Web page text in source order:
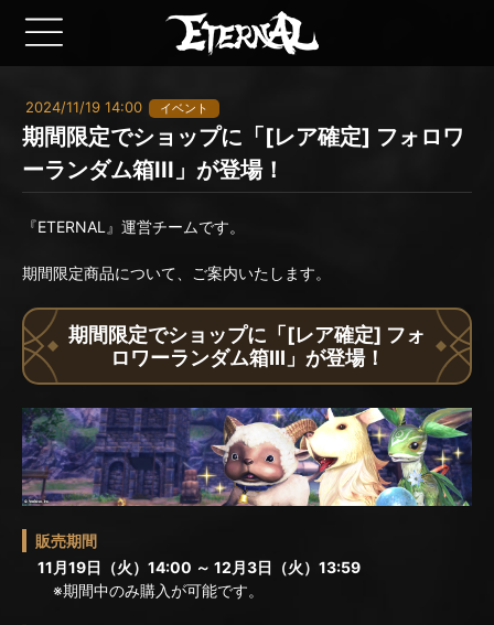
2024/11/19 14:00 イベント
期間限定でショップに「[レア確定] フォロワ
ーランダム箱III」が登場！
『ETERNAL』運営チームです。
期間限定商品について、ご案内いたします。
期間限定でショップに「[レア確定] フォ
ロワーランダム箱III」が登場！
販売期間
11月19日（火）14:00 ～ 12月3日（火）13:59
※期間中のみ購入が可能です。